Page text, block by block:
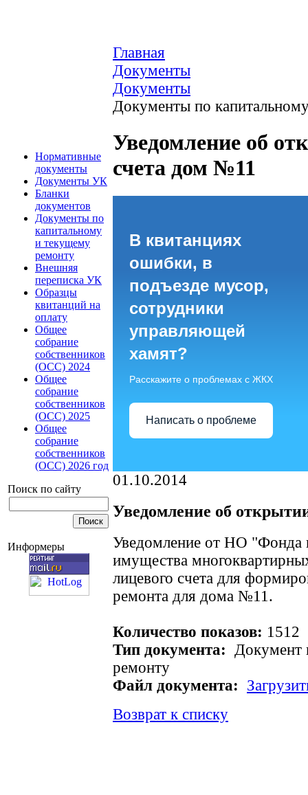
Нормативные
документы
Документы УК
Бланки
документов
Документы по
капитальному
и текущему
ремонту
Внешняя
переписка УК
Образцы
квитанций на
оплату
Общее
собрание
собственников
(ОСС) 2024
Общее
собрание
собственников
(ОСС) 2025
Общее
собрание
собственников
(ОСС) 2026 год
Поиск по сайту
Информеры
Главная
Документы
Документы
Документы по
Уведомление об
счета дом №11
В квитанциях
ошибки, в
подъезде мусор,
сотрудники
управляющей
хамят?
Расскажите о проблемах с ЖКХ
Написать о проблеме
01.10.2014
Уведомление об
Уведомление от НО "Фонда
имущества
лицевого счета для
ремонта для дома №11.
Количество показов: 1512
Тип документа: Документ
ремонту
Файл документа:
Возврат к списку